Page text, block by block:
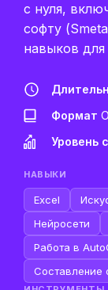
с нуля,
софту
навыков
Формат
Уровень
НАВЫКИ
Excel
Нейросети
Работа в
Составление